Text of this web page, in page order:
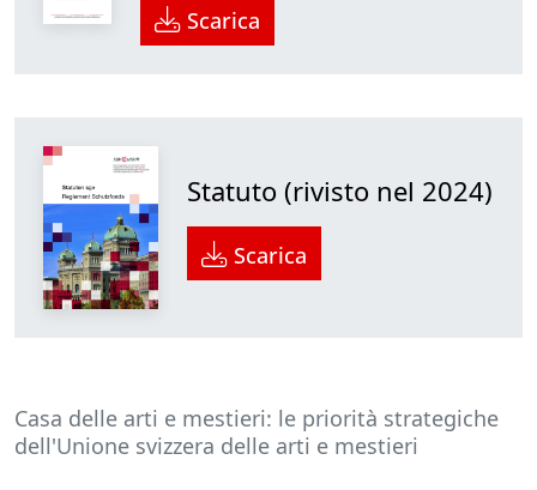
Scarica
Statuto (rivisto nel 2024)
Scarica
Casa delle arti e mestieri: le priorità strategiche
dell'Unione svizzera delle arti e mestieri